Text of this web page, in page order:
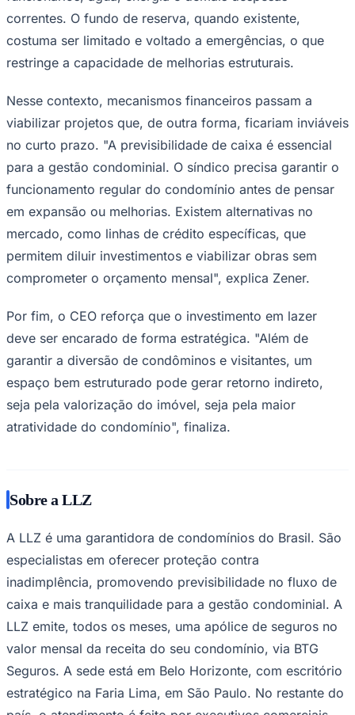
Palmeiras
correntes. O fundo de reserva, quando existente,
costuma ser limitado e voltado a emergências, o que
restringe a capacidade de melhorias estruturais.
Nesse contexto, mecanismos financeiros passam a
viabilizar projetos que, de outra forma, ficariam inviáveis
no curto prazo. "A previsibilidade de caixa é essencial
para a gestão condominial. O síndico precisa garantir o
funcionamento regular do condomínio antes de pensar
em expansão ou melhorias. Existem alternativas no
mercado, como linhas de crédito específicas, que
permitem diluir investimentos e viabilizar obras sem
comprometer o orçamento mensal", explica Zener.
Por fim, o CEO reforça que o investimento em lazer
deve ser encarado de forma estratégica. "Além de
garantir a diversão de condôminos e visitantes, um
espaço bem estruturado pode gerar retorno indireto,
seja pela valorização do imóvel, seja pela maior
atratividade do condomínio", finaliza.
Sobre a LLZ
A LLZ é uma garantidora de condomínios do Brasil. São
especialistas em oferecer proteção contra
inadimplência, promovendo previsibilidade no fluxo de
caixa e mais tranquilidade para a gestão condominial. A
LLZ emite, todos os meses, uma apólice de seguros no
valor mensal da receita do seu condomínio, via BTG
Seguros. A sede está em Belo Horizonte, com escritório
estratégico na Faria Lima, em São Paulo. No restante do